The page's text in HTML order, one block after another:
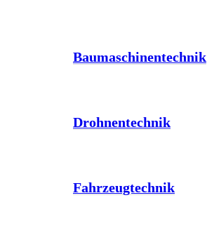
Baumaschinentechnik
Drohnentechnik
Fahrzeugtechnik